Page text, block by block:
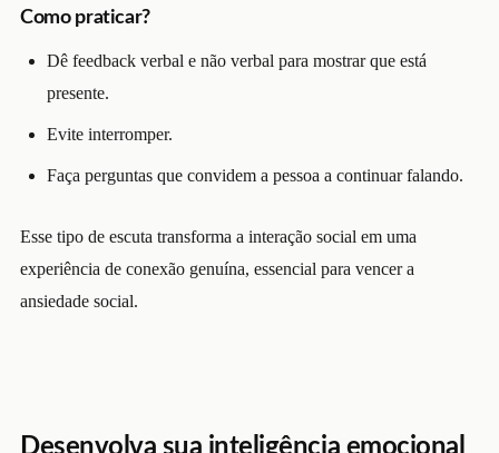
Como praticar?
Dê feedback verbal e não verbal para mostrar que está
presente.
Evite interromper.
Faça perguntas que convidem a pessoa a continuar falando.
Esse tipo de escuta transforma a interação social em uma
experiência de conexão genuína, essencial para vencer a
ansiedade social.
Desenvolva sua inteligência emocional